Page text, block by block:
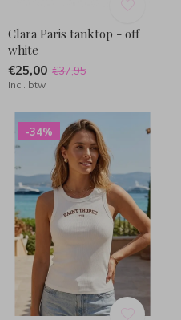
Clara Paris tanktop - off
white
€25,00 €37,95
Incl. btw
-34%